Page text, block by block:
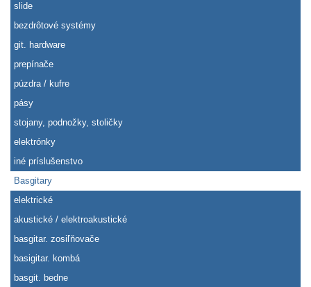
slide
bezdrôtové systémy
git. hardware
prepínače
púzdra / kufre
pásy
stojany, podnožky, stoličky
elektrónky
iné príslušenstvo
Basgitary
elektrické
akustické / elektroakustické
basgitar. zosiľňovače
basigitar. kombá
basgit. bedne